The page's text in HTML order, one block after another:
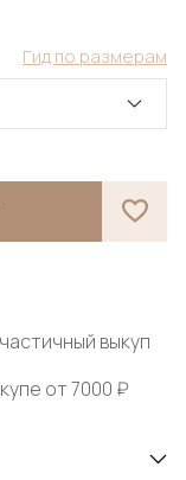
Гид по размерам
выкуп
от 7000 ₽